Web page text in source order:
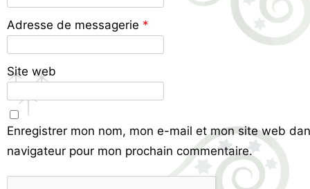
Adresse de messagerie *
Site web
Enregistrer mon nom, mon e-mail et mon site web
navigateur pour mon prochain commentaire.